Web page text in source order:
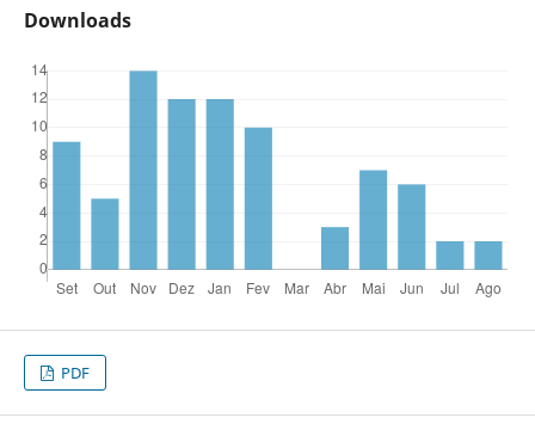
Downloads
PDF